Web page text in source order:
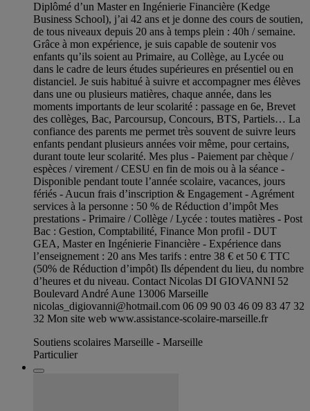
Diplômé d’un Master en Ingénierie Financière (Kedge
Business School), j’ai 42 ans et je donne des cours de soutien,
de tous niveaux depuis 20 ans à temps plein : 40h / semaine.
Grâce à mon expérience, je suis capable de soutenir vos
enfants qu’ils soient au Primaire, au Collège, au Lycée ou
dans le cadre de leurs études supérieures en présentiel ou en
distanciel. Je suis habitué à suivre et accompagner mes élèves
dans une ou plusieurs matières, chaque année, dans les
moments importants de leur scolarité : passage en 6e, Brevet
des collèges, Bac, Parcoursup, Concours, BTS, Partiels… La
confiance des parents me permet très souvent de suivre leurs
enfants pendant plusieurs années voir même, pour certains,
durant toute leur scolarité. Mes plus - Paiement par chèque /
espèces / virement / CESU en fin de mois ou à la séance -
Disponible pendant toute l’année scolaire, vacances, jours
fériés - Aucun frais d’inscription & Engagement - Agrément
services à la personne : 50 % de Réduction d’impôt Mes
prestations - Primaire / Collège / Lycée : toutes matières - Post
Bac : Gestion, Comptabilité, Finance Mon profil - DUT
GEA, Master en Ingénierie Financière - Expérience dans
l’enseignement : 20 ans Mes tarifs : entre 38 € et 50 € TTC
(50% de Réduction d’impôt) Ils dépendent du lieu, du nombre
d’heures et du niveau. Contact Nicolas DI GIOVANNI 52
Boulevard André Aune 13006 Marseille
nicolas_digiovanni@hotmail.com 06 09 90 03 46 09 83 47 32
32 Mon site web www.assistance-scolaire-marseille.fr
Soutiens scolaires Marseille - Marseille
Particulier